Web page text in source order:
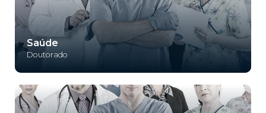
Saúde
Doutorado